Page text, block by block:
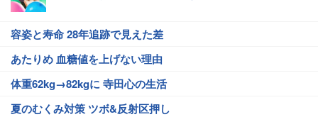
容姿と寿命 28年追跡で見えた差
あたりめ 血糖値を上げない理由
体重62kg→82kgに 寺田心の生活
夏のむくみ対策 ツボ&反射区押し